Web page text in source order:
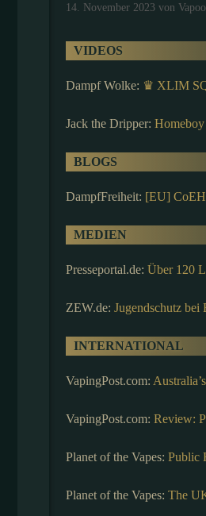
14. November 2023 von
VIDEOS
Dampf Wolke: ♛ XLIM
Jack the Dripper:
BLOGS
DampfFreiheit: [EU]
MEDIEN
Presseportal.de: Über 120
ZEW.de: Jugendschutz
INTERNATIONAL
VapingPost.com:
VapingPost.com: Review:
Planet of the Vapes: Public
Planet of the Vapes: The